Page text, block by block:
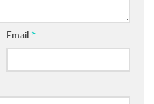
Email *